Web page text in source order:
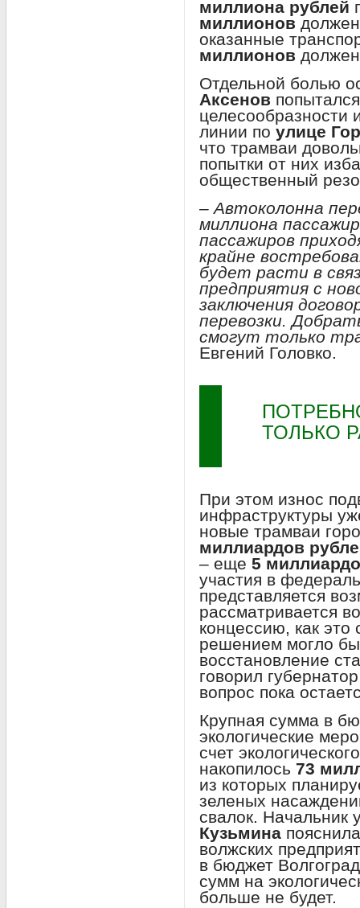
миллиона рублей
миллионов
оказанные
миллионов
Отдельной болью
Аксенов
целесообразности
линии по улице
что трамваи
попытки от них
общественный
– Автоколонна
миллиона
пассажиров
крайне
будет расти в
предприятия с
заключения
перевозки.
смогут только
Евгений Головко.
ТОЛЬКО
При этом износ
инфраструктуры
новые трамваи
миллиардов
– еще 5
участия в
представляется
рассматривается
концессию, как это
решением могло бы
восстановление
говорил
вопрос пока
Крупная сумма в
экологические
счет
накопилось 73
из которых
зеленых
свалок. Начальник
Кузьмина
волжских
в бюджет
сумм на
больше не будет.